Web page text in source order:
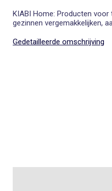
KIABI Home: Producten voor
gezinnen vergemakkelijken,
Gedetailleerde omschrijving